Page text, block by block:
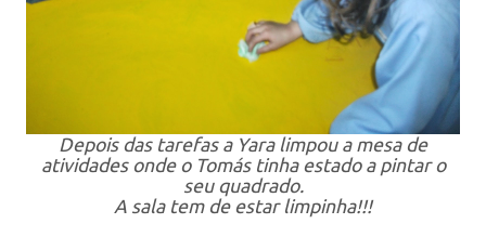
Depois das tarefas a Yara limpou a mesa de
atividades onde o Tomás tinha estado a pintar o
seu quadrado.
A sala tem de estar limpinha!!!